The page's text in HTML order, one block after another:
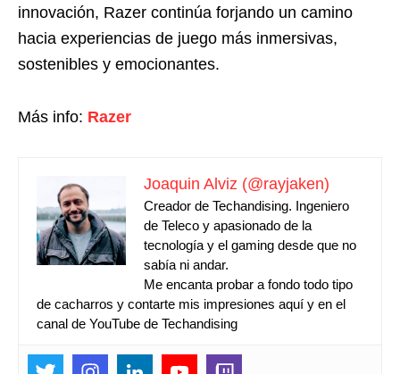
innovación, Razer continúa forjando un camino
hacia experiencias de juego más inmersivas,
sostenibles y emocionantes.
Más info: Razer
Joaquin Alviz (@rayjaken)
Creador de Techandising. Ingeniero
de Teleco y apasionado de la
tecnología y el gaming desde que no
sabía ni andar.
Me encanta probar a fondo todo tipo
de cacharros y contarte mis impresiones aquí y en el
canal de YouTube de Techandising